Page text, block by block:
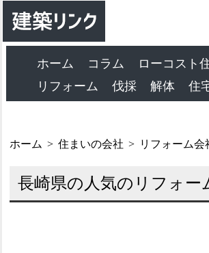
ホーム コラム
ローコスト
リフォーム
伐採 解体 住
ホーム 住まいの会社 リフォーム会
長崎県の人気のリフォー